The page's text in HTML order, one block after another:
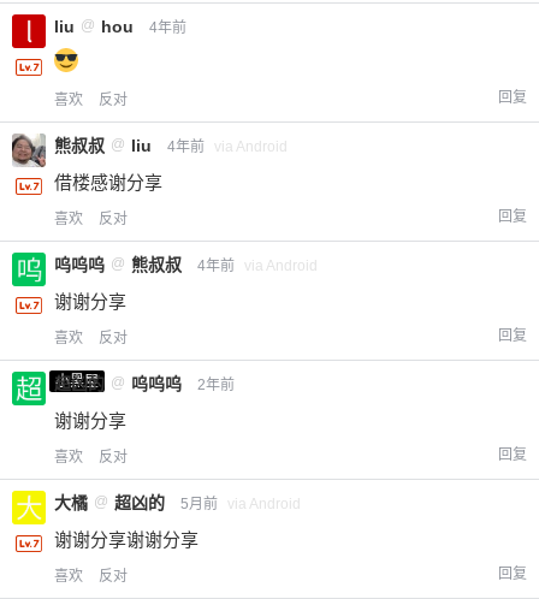
liu @ hou 4年前
喜欢 反对 回复
熊叔叔 @ liu 4年前 via Android
借楼感谢分享
喜欢 反对 回复
呜呜呜 @ 熊叔叔 4年前 via Android
谢谢分享
喜欢 反对 回复
小黑屋
超凶的 @ 呜呜呜 2年前
谢谢分享
喜欢 反对 回复
大橘 @ 超凶的 5月前 via Android
谢谢分享谢谢分享
喜欢 反对 回复